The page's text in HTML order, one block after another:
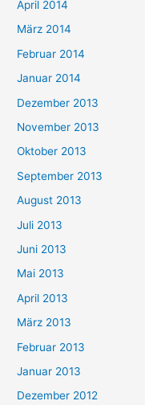
April 2014
März 2014
Februar 2014
Januar 2014
Dezember 2013
November 2013
Oktober 2013
September 2013
August 2013
Juli 2013
Juni 2013
Mai 2013
April 2013
März 2013
Februar 2013
Januar 2013
Dezember 2012